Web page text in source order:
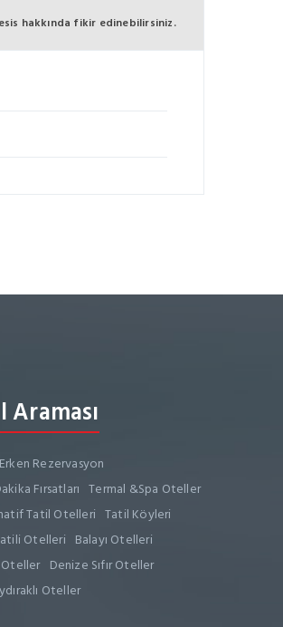
hakkında fikir edinebilirsiniz.
Araması
Rezervasyon
Fırsatları Termal &Spa Oteller
Tatil Otelleri Tatil Köyleri
Otelleri Balayı Otelleri
Denize Sıfır Oteller
Oteller